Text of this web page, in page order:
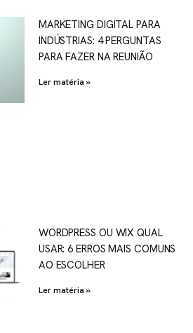
MARKETING DIGITAL PARA
INDÚSTRIAS: 4 PERGUNTAS
PARA FAZER NA REUNIÃO
Ler matéria »
WORDPRESS OU WIX QUAL
USAR: 6 ERROS MAIS COMUNS
AO ESCOLHER
Ler matéria »